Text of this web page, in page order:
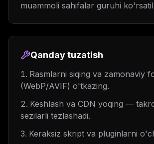
muammoli sahifalar guruhi
Qanday tuzatish
Rasmlarni siqing va zamonaviy
(WebP/AVIF) o'tkazing.
Keshlash va CDN yoqing —
sezilarli tezlashadi.
Keraksiz skript va pluginlarni